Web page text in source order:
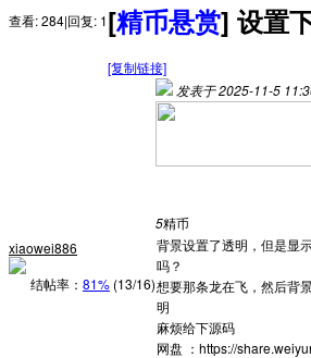
查看:284|回复: 1[精币悬赏] 设置
[复制链接]
xiaowei886
结帖率： 81% (13/16)
发表于 2025-11-5
5精币
背景设置了透明，但是显
吗？
想要那条龙在飞，然后背
明
麻烦给下源码
网盘 ：https://